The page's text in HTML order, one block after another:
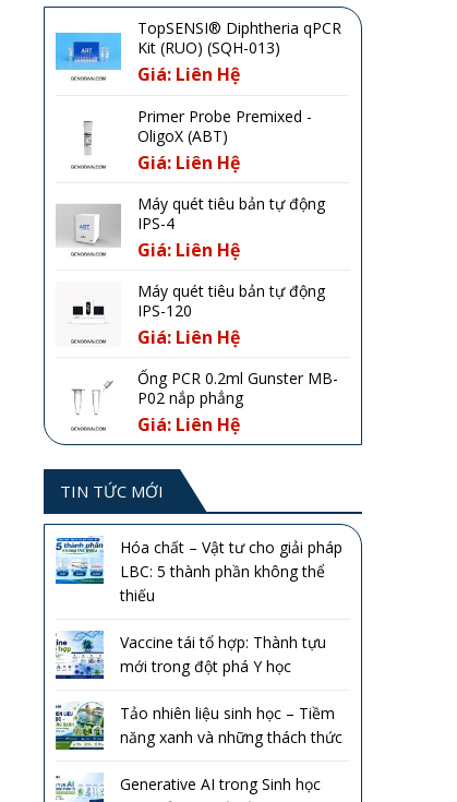
TopSENSI® Diphtheria qPCR
Kit (RUO) (SQH-013)
Giá: Liên Hệ
Primer Probe Premixed -
OligoX (ABT)
Giá: Liên Hệ
Máy quét tiêu bản tự động
IPS-4
Giá: Liên Hệ
Máy quét tiêu bản tự động
IPS-120
Giá: Liên Hệ
Ống PCR 0.2ml Gunster MB-
P02 nắp phẳng
Giá: Liên Hệ
TIN TỨC MỚI
Hóa chất – Vật tư cho giải pháp
LBC: 5 thành phần không thể
thiếu
Vaccine tái tổ hợp: Thành tựu
mới trong đột phá Y học
Tảo nhiên liệu sinh học – Tiềm
năng xanh và những thách thức
Generative AI trong Sinh học